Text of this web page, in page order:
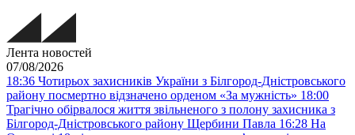
Лента новостей
07/08/2026
18:36 Чотирьох захисників України з Білгород-Дністровського
району посмертно відзначено орденом «За мужність» 18:00
Трагічно обірвалося життя звільненого з полону захисника з
Білгород-Дністровського району Щербини Павла 16:28 На